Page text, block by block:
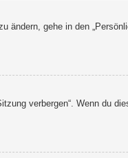
gehe in den
verbergen“. Wenn du